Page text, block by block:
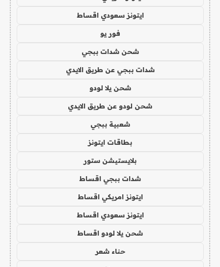
ايتونز سعودي اقساط
فور يو
شحن شدات ببجي
شدات ببجي عن طريق الايدي
شحن يلا لودو
شحن لودو عن طريق الايدي
شعبية ببجي
بطاقات ايتونز
بلايستيشن ستور
شدات ببجي اقساط
ايتونز امريكي اقساط
ايتونز سعودي اقساط
شحن يلا لودو اقساط
حناء شعر